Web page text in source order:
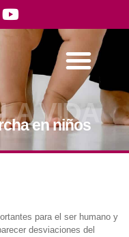
VIDA
en niños
para el ser humano y
desviaciones del